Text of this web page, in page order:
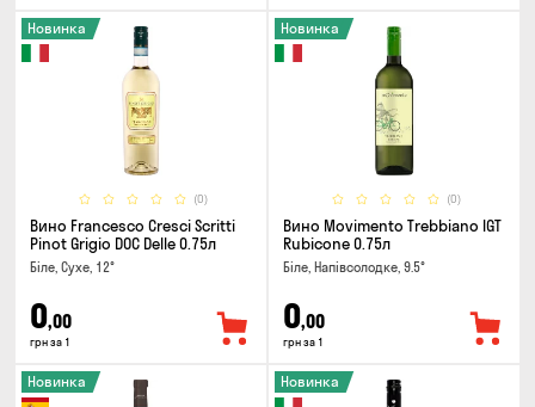
(0)
Новинка
Вино Francesco Cresci Scritti
Pinot Grigio DOC Delle 0.75л
Біле, Сухе, 12°
0,00
грн за 1
(0)
Новинка
Вино Movimento Trebbiano IGT
Rubicone 0.75л
Біле, Напівсолодке, 9.5°
0,00
грн за 1
Новинка Новинка